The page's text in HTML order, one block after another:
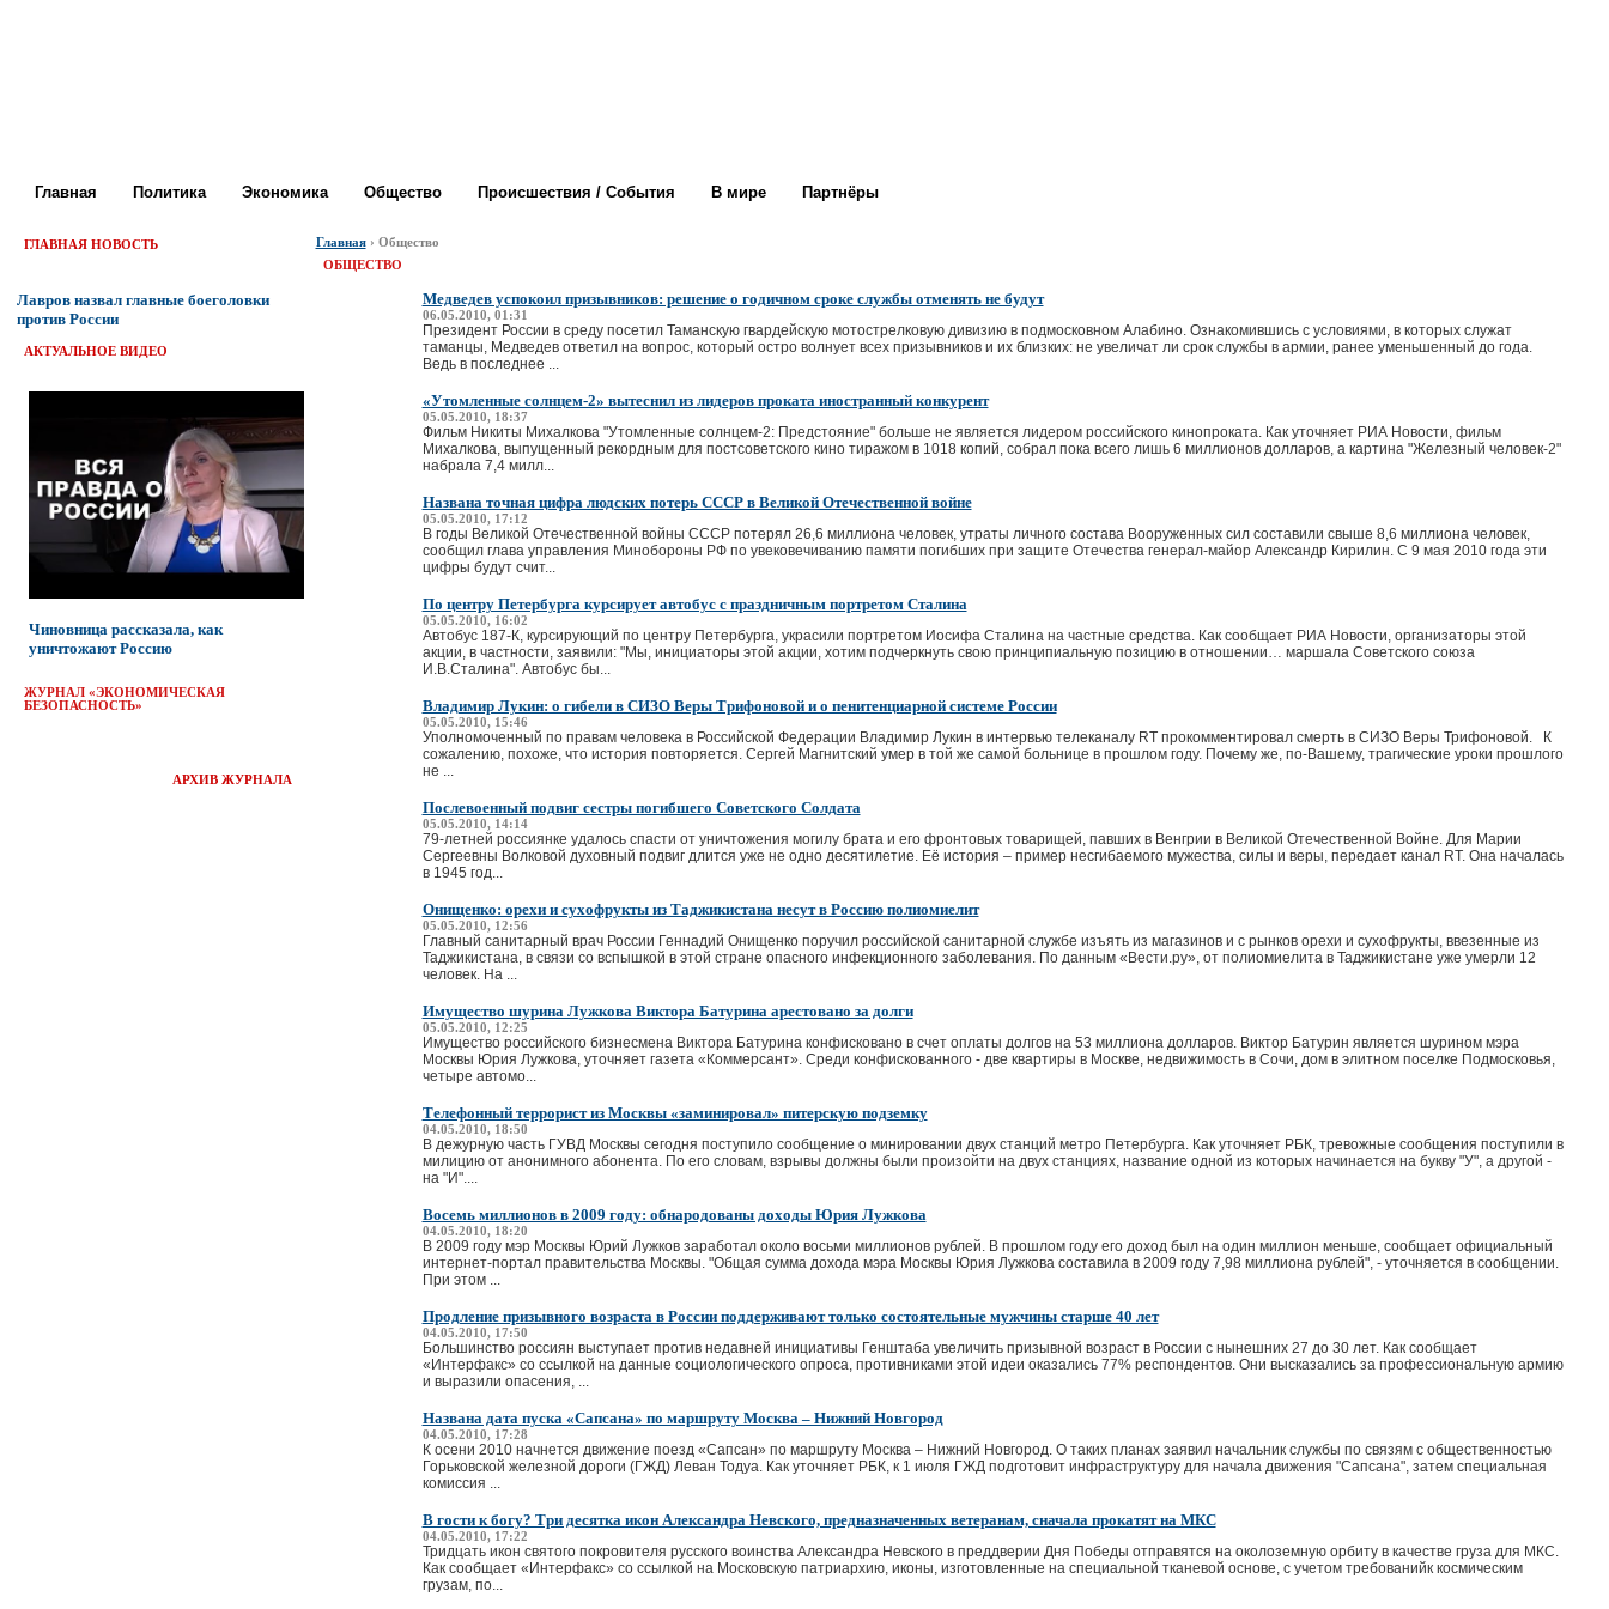
Главная Политика Экономика Общество Происшествия / События В мире Партнёры
ГЛАВНАЯ НОВОСТЬ
Лавров назвал главные боеголовки
против России
АКТУАЛЬНОЕ ВИДЕО
Чиновница рассказала, как
уничтожают Россию
ЖУРНАЛ «ЭКОНОМИЧЕСКАЯ
БЕЗОПАСНОСТЬ»
АРХИВ ЖУРНАЛА
Главная› Общество
ОБЩЕСТВО
Медведев успокоил призывников: решение о годичном сроке службы отменять не будут
06.05.2010, 01:31
Президент России в среду посетил Таманскую гвардейскую мотострелковую дивизию в подмосковном Алабино. Ознакомившись с условиями, в которых служат
таманцы, Медведев ответил на вопрос, который остро волнует всех призывников и их близких: не увеличат ли срок службы в армии, ранее уменьшенный до года.
Ведь в последнее ...
«Утомленные солнцем-2» вытеснил из лидеров проката иностранный конкурент
05.05.2010, 18:37
Фильм Никиты Михалкова "Утомленные солнцем-2: Предстояние" больше не является лидером российского кинопроката. Как уточняет РИА Новости, фильм
Михалкова, выпущенный рекордным для постсоветского кино тиражом в 1018 копий, собрал пока всего лишь 6 миллионов долларов, а картина "Железный человек-2"
набрала 7,4 милл...
Названа точная цифра людских потерь СССР в Великой Отечественной войне
05.05.2010, 17:12
В годы Великой Отечественной войны СССР потерял 26,6 миллиона человек, утраты личного состава Вооруженных сил составили свыше 8,6 миллиона человек,
сообщил глава управления Минобороны РФ по увековечиванию памяти погибших при защите Отечества генерал-майор Александр Кирилин. С 9 мая 2010 года эти
цифры будут счит...
По центру Петербурга курсирует автобус с праздничным портретом Сталина
05.05.2010, 16:02
Автобус 187-К, курсирующий по центру Петербурга, украсили портретом Иосифа Сталина на частные средства. Как сообщает РИА Новости, организаторы этой
акции, в частности, заявили: "Мы, инициаторы этой акции, хотим подчеркнуть свою принципиальную позицию в отношении… маршала Советского союза
И.В.Сталина". Автобус бы...
Владимир Лукин: о гибели в СИЗО Веры Трифоновой и о пенитенциарной системе России
05.05.2010, 15:46
Уполномоченный по правам человека в Российской Федерации Владимир Лукин в интервью телеканалу RT прокомментировал смерть в СИЗО Веры Трифоновой. К
сожалению, похоже, что история повторяется. Сергей Магнитский умер в той же самой больнице в прошлом году. Почему же, по-Вашему, трагические уроки прошлого
не ...
Послевоенный подвиг сестры погибшего Советского Солдата
05.05.2010, 14:14
79-летней россиянке удалось спасти от уничтожения могилу брата и его фронтовых товарищей, павших в Венгрии в Великой Отечественной Войне. Для Марии
Сергеевны Волковой духовный подвиг длится уже не одно десятилетие. Её история – пример несгибаемого мужества, силы и веры, передает канал RT. Она началась
в 1945 год...
Онищенко: орехи и сухофрукты из Таджикистана несут в Россию полиомиелит
05.05.2010, 12:56
Главный санитарный врач России Геннадий Онищенко поручил российской санитарной службе изъять из магазинов и с рынков орехи и сухофрукты, ввезенные из
Таджикистана, в связи со вспышкой в этой стране опасного инфекционного заболевания. По данным «Вести.ру», от полиомиелита в Таджикистане уже умерли 12
человек. На ...
Имущество шурина Лужкова Виктора Батурина арестовано за долги
05.05.2010, 12:25
Имущество российского бизнесмена Виктора Батурина конфисковано в счет оплаты долгов на 53 миллиона долларов. Виктор Батурин является шурином мэра
Москвы Юрия Лужкова, уточняет газета «Коммерсант». Среди конфискованного - две квартиры в Москве, недвижимость в Сочи, дом в элитном поселке Подмосковья,
четыре автомо...
Телефонный террорист из Москвы «заминировал» питерскую подземку
04.05.2010, 18:50
В дежурную часть ГУВД Москвы сегодня поступило сообщение о минировании двух станций метро Петербурга. Как уточняет РБК, тревожные сообщения поступили в
милицию от анонимного абонента. По его словам, взрывы должны были произойти на двух станциях, название одной из которых начинается на букву "У", а другой -
на "И"....
Восемь миллионов в 2009 году: обнародованы доходы Юрия Лужкова
04.05.2010, 18:20
В 2009 году мэр Москвы Юрий Лужков заработал около восьми миллионов рублей. В прошлом году его доход был на один миллион меньше, сообщает официальный
интернет-портал правительства Москвы. "Общая сумма дохода мэра Москвы Юрия Лужкова составила в 2009 году 7,98 миллиона рублей", - уточняется в сообщении.
При этом ...
Продление призывного возраста в России поддерживают только состоятельные мужчины старше 40 лет
04.05.2010, 17:50
Большинство россиян выступает против недавней инициативы Генштаба увеличить призывной возраст в России с нынешних 27 до 30 лет. Как сообщает
«Интерфакс» со ссылкой на данные социологического опроса, противниками этой идеи оказались 77% респондентов. Они высказались за профессиональную армию
и выразили опасения, ...
Названа дата пуска «Сапсана» по маршруту Москва – Нижний Новгород
04.05.2010, 17:28
К осени 2010 начнется движение поезд «Сапсан» по маршруту Москва – Нижний Новгород. О таких планах заявил начальник службы по связям с общественностью
Горьковской железной дороги (ГЖД) Леван Тодуа. Как уточняет РБК, к 1 июля ГЖД подготовит инфраструктуру для начала движения "Сапсана", затем специальная
комиссия ...
В гости к богу? Три десятка икон Александра Невского, предназначенных ветеранам, сначала прокатят на МКС
04.05.2010, 17:22
Тридцать икон святого покровителя русского воинства Александра Невского в преддверии Дня Победы отправятся на околоземную орбиту в качестве груза для МКС.
Как сообщает «Интерфакс» со ссылкой на Московскую патриархию, иконы, изготовленные на специальной тканевой основе, с учетом требованийк космическим
грузам, по...